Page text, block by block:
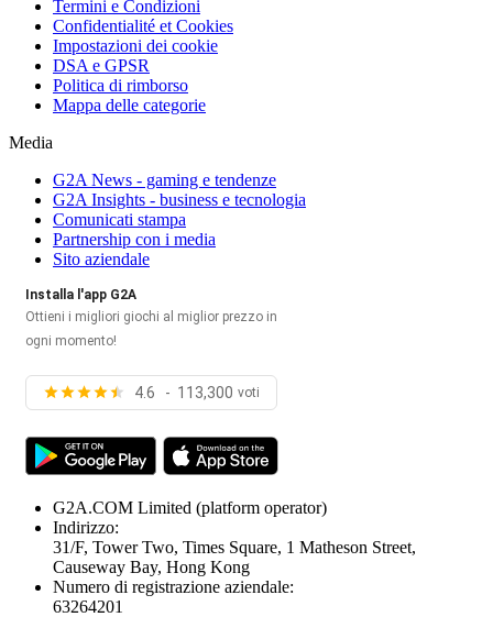
Termini e Condizioni
Confidentialité et Cookies
Impostazioni dei cookie
DSA e GPSR
Politica di rimborso
Mappa delle categorie
Media
G2A News - gaming e tendenze
G2A Insights - business e tecnologia
Comunicati stampa
Partnership con i media
Sito aziendale
Installa l'app G2A
Ottieni i migliori giochi al miglior prezzo in
ogni momento!
4.6 - 113,300 voti
G2A.COM Limited (platform operator)
Indirizzo:
31/F, Tower Two, Times Square, 1 Matheson Street,
Causeway Bay, Hong Kong
Numero di registrazione aziendale:
63264201